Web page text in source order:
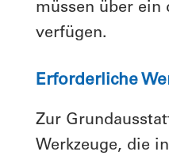
müssen über ein
verfügen.
Erforderliche
Zur
Werkzeuge, die